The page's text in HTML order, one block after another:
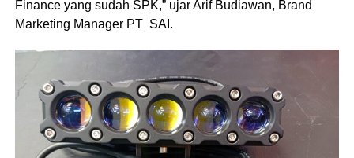
Finance yang sudah SPK,” ujar Arif Budiawan, Brand
Marketing Manager PT SAI.